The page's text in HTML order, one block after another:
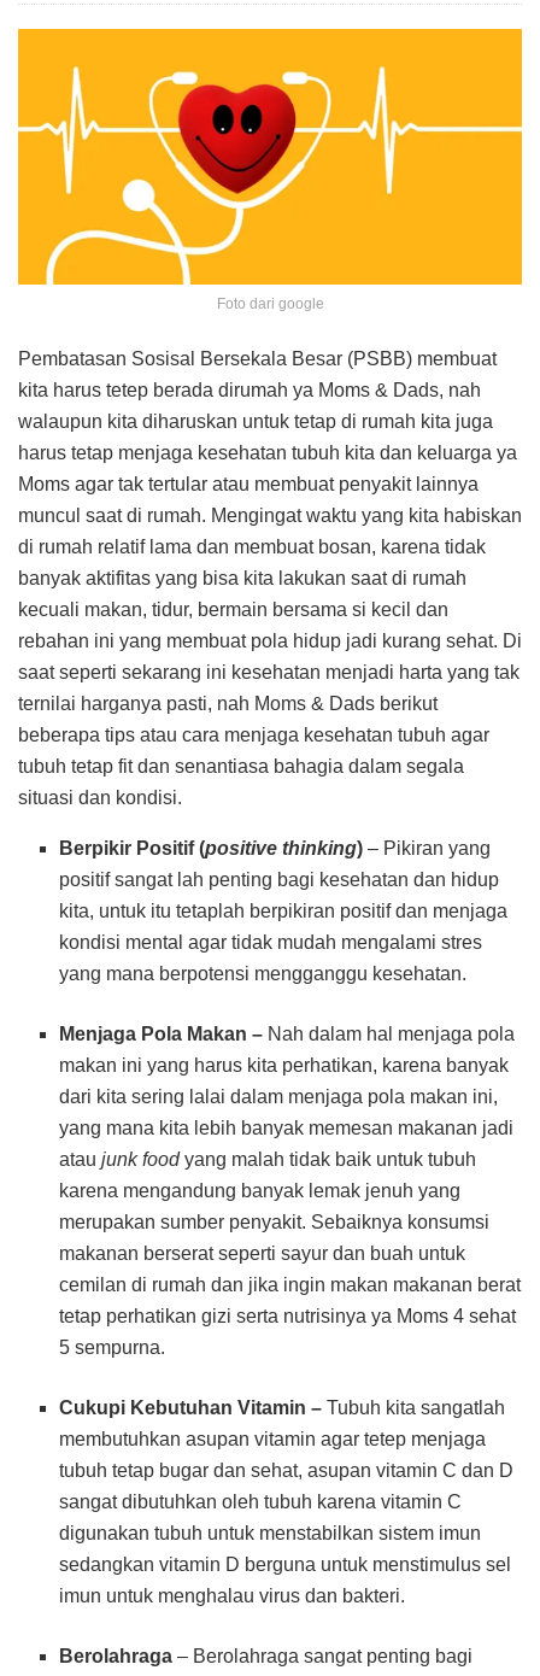
Foto dari google
Pembatasan Sosisal Bersekala Besar (PSBB) membuat
kita harus tetep berada dirumah ya Moms & Dads, nah
walaupun kita diharuskan untuk tetap di rumah kita juga
harus tetap menjaga kesehatan tubuh kita dan keluarga ya
Moms agar tak tertular atau membuat penyakit lainnya
muncul saat di rumah. Mengingat waktu yang kita habiskan
di rumah relatif lama dan membuat bosan, karena tidak
banyak aktifitas yang bisa kita lakukan saat di rumah
kecuali makan, tidur, bermain bersama si kecil dan
rebahan ini yang membuat pola hidup jadi kurang sehat. Di
saat seperti sekarang ini kesehatan menjadi harta yang tak
ternilai harganya pasti, nah Moms & Dads berikut
beberapa tips atau cara menjaga kesehatan tubuh agar
tubuh tetap fit dan senantiasa bahagia dalam segala
situasi dan kondisi.
Berpikir Positif (positive thinking) – Pikiran yang
positif sangat lah penting bagi kesehatan dan hidup
kita, untuk itu tetaplah berpikiran positif dan menjaga
kondisi mental agar tidak mudah mengalami stres
yang mana berpotensi mengganggu kesehatan.
Menjaga Pola Makan – Nah dalam hal menjaga pola
makan ini yang harus kita perhatikan, karena banyak
dari kita sering lalai dalam menjaga pola makan ini,
yang mana kita lebih banyak memesan makanan jadi
ataujunk foodyang malah tidak baik untuk tubuh
karena mengandung banyak lemak jenuh yang
merupakan sumber penyakit. Sebaiknya konsumsi
makanan berserat seperti sayur dan buah untuk
cemilan di rumah dan jika ingin makan makanan berat
tetap perhatikan gizi serta nutrisinya ya Moms 4 sehat
5 sempurna.
Cukupi Kebutuhan Vitamin –Tubuh kita sangatlah
membutuhkan asupan vitamin agar tetep menjaga
tubuh tetap bugar dan sehat, asupan vitamin C dan D
sangat dibutuhkan oleh tubuh karena vitamin C
digunakan tubuh untuk menstabilkan sistem imun
sedangkan vitamin D berguna untuk menstimulus sel
imun untuk menghalau virus dan bakteri.
Berolahraga – Berolahraga sangat penting bagi